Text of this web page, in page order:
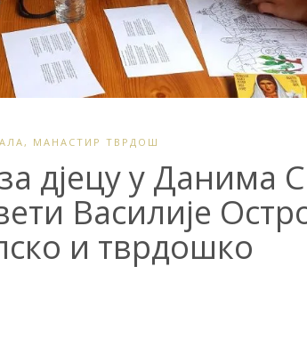
, МАНАСТИР ТВРДОШ
дјецу у Данима
Василије
и тврдошко